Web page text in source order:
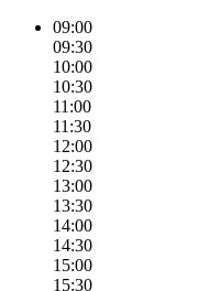
09:00
09:30
10:00
10:30
11:00
11:30
12:00
12:30
13:00
13:30
14:00
14:30
15:00
15:30